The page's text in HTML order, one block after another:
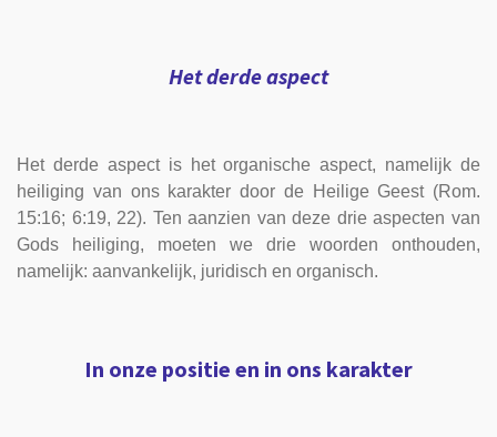
Het derde aspect
Het derde aspect is het organische aspect, namelijk de
heiliging van ons karakter door de Heilige Geest (Rom.
15:16; 6:19, 22). Ten aanzien van deze drie aspecten van
Gods heiliging, moeten we drie woorden onthouden,
namelijk: aanvankelijk, juridisch en organisch.
In onze positie en in ons karakter